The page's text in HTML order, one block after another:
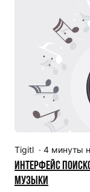
Tigitl · 4 минуты
Интерфейс
музыки